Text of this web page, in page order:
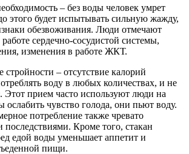
– без воды человек умрет
этого будет испытывать сильную жажду,
обезвоживания. Люди отмечают
сердечно-сосудистой системы,
изменения в работе ЖКТ.
– отсутствие калорий
воду в любых количествах, и не
Этот прием часто используют люди на
ослабить чувство голода, они пьют воду.
потребление также чревато
последствиями. Кроме того, стакан
едой воды уменьшает аппетит и
пищи.